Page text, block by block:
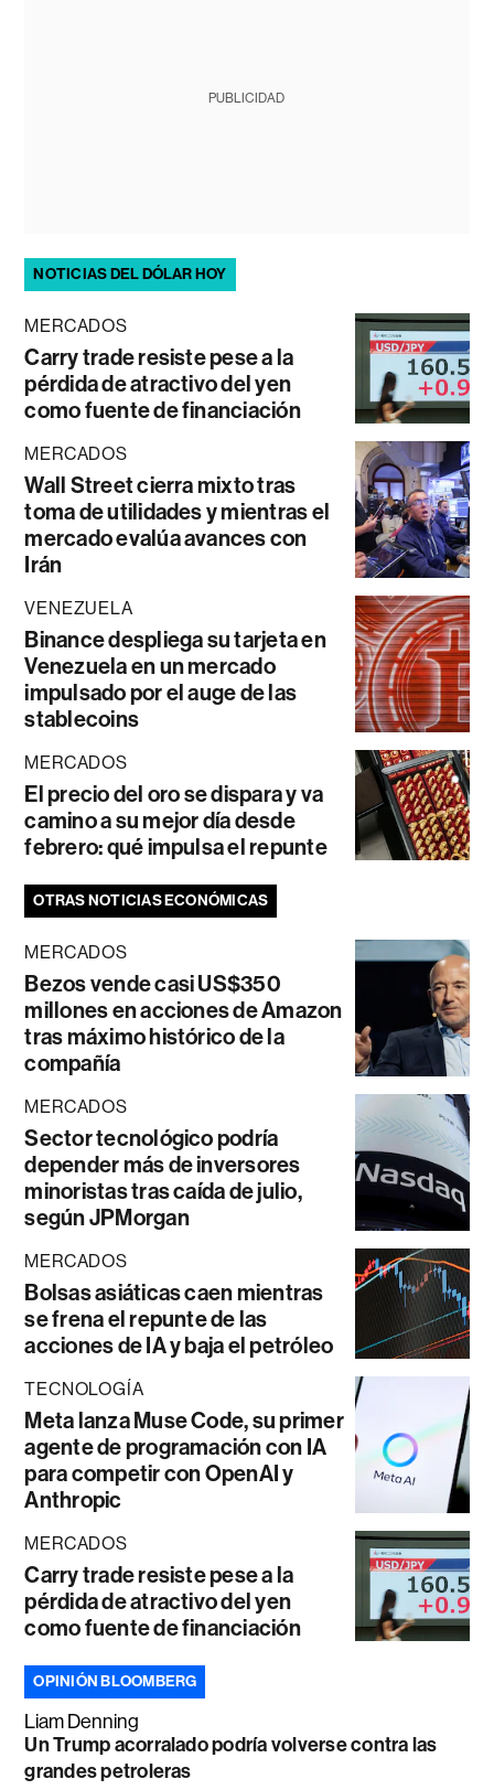
PUBLICIDAD
NOTICIAS DEL DÓLAR HOY
MERCADOS
Carry trade resiste pese a la
pérdida de atractivo del yen
como fuente de financiación
MERCADOS
Wall Street cierra mixto tras
toma de utilidades y mientras el
mercado evalúa avances con
Irán
VENEZUELA
Binance despliega su tarjeta en
Venezuela en un mercado
impulsado por el auge de las
stablecoins
MERCADOS
El precio del oro se dispara y va
camino a su mejor día desde
febrero: qué impulsa el repunte
OTRAS NOTICIAS ECONÓMICAS
MERCADOS
Bezos vende casi US$350
millones en acciones de Amazon
tras máximo histórico de la
compañía
MERCADOS
Sector tecnológico podría
depender más de inversores
minoristas tras caída de julio,
según JPMorgan
MERCADOS
Bolsas asiáticas caen mientras
se frena el repunte de las
acciones de IA y baja el petróleo
TECNOLOGÍA
Meta lanza Muse Code, su primer
agente de programación con IA
para competir con OpenAI y
Anthropic
MERCADOS
Carry trade resiste pese a la
pérdida de atractivo del yen
como fuente de financiación
OPINIÓN BLOOMBERG
Liam Denning
Un Trump acorralado podría volverse contra las
grandes petroleras